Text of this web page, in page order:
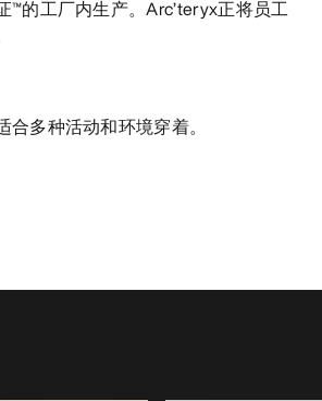
™的工厂内生产。Arc’teryx正将员工
多种活动和环境穿着。